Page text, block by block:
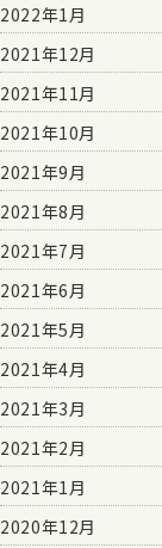
2022年1月
2021年12月
2021年11月
2021年10月
2021年9月
2021年8月
2021年7月
2021年6月
2021年5月
2021年4月
2021年3月
2021年2月
2021年1月
2020年12月